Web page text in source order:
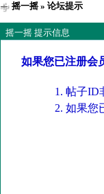
摇一摇» 论坛提示
摇一摇 提示信息
如果您已注册会
帖子ID
如果您